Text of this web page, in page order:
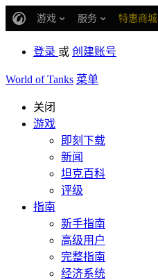
游戏 服务 特惠商城
登录 或 创建账号
World of Tanks 菜单
关闭
游戏
即刻下载
新闻
坦克百科
评级
指南
新手指南
高级用户
完整指南
经济系统